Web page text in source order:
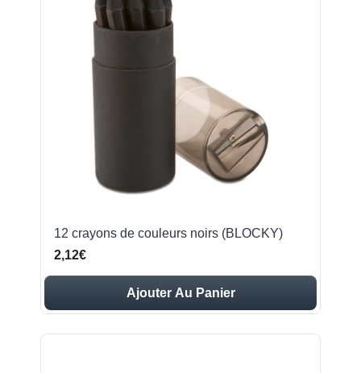
12 crayons de couleurs noirs (BLOCKY)
2,12€
Ajouter Au Panier